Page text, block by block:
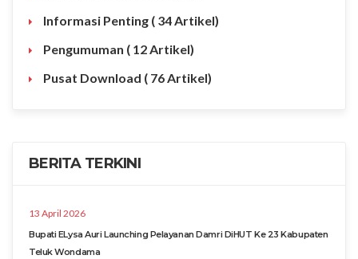
Informasi Penting ( 34 Artikel)
Pengumuman ( 12 Artikel)
Pusat Download ( 76 Artikel)
BERITA TERKINI
13 April 2026
Bupati ELysa Auri Launching Pelayanan Damri DiHUT Ke 23 Kabupaten
Teluk Wondama